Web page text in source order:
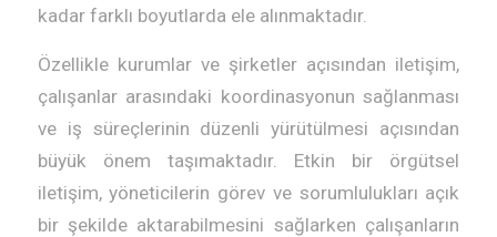
kadar farklı boyutlarda ele alınmaktadır.
Özellikle kurumlar ve şirketler açısından iletişim,
çalışanlar arasındaki koordinasyonun sağlanması
ve iş süreçlerinin düzenli yürütülmesi açısından
büyük önem taşımaktadır. Etkin bir örgütsel
iletişim, yöneticilerin görev ve sorumlulukları açık
bir şekilde aktarabilmesini sağlarken çalışanların